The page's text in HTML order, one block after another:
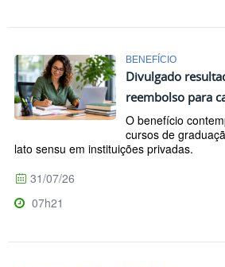
BENEFÍCIO
Divulgado
reembolso para
O benefício
cursos de
lato sensu em instituições privadas.
31/07/26
07h21